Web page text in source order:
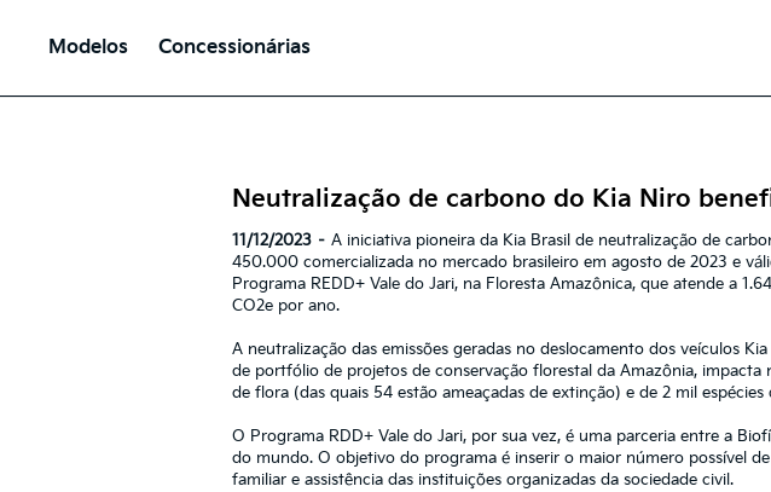
Modelos Concessionárias
Neutralização de carbono do Kia Niro
11/12/2023 – A iniciativa pioneira da Kia Brasil de neutralização de
450.000 comercializada no mercado brasileiro em agosto de 2023 e
Programa REDD+ Vale do Jari, na Floresta Amazônica, que atende a
CO2e por ano.
A neutralização das emissões geradas no deslocamento dos veículos
de portfólio de projetos de conservação florestal da Amazônia, impacta
de flora (das quais 54 estão ameaçadas de extinção) e de 2 mil
O Programa RDD+ Vale do Jari, por sua vez, é uma parceria entre a
do mundo. O objetivo do programa é inserir o maior número possível
familiar e assistência das instituições organizadas da sociedade civil.